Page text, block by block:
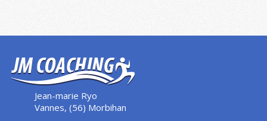
Jean-marie Ryo
Vannes, (56) Morbihan